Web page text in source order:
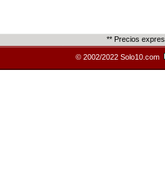
** Precios
© 2002/2022 Solo10.com